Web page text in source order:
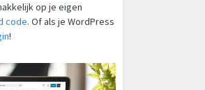
op je eigen
code. Of als je WordPress
!